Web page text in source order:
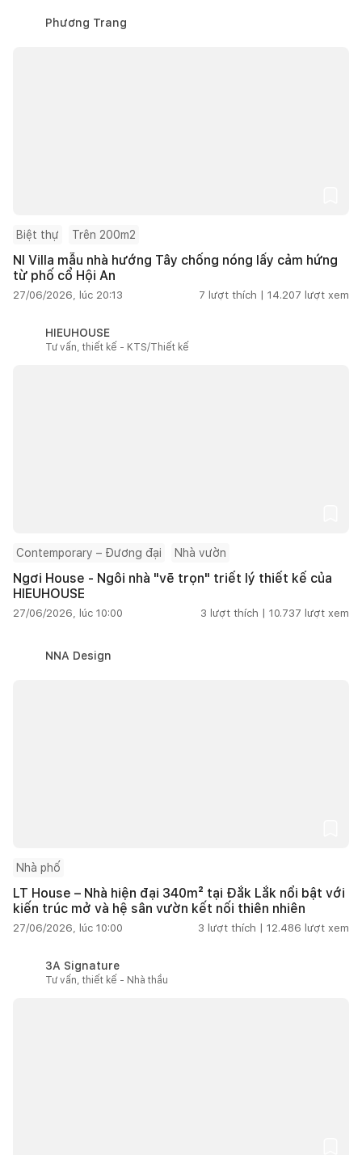
Phương Trang
Biệt thự Trên 200m2
NI Villa mẫu nhà hướng Tây chống nóng lấy cảm hứng
từ phố cổ Hội An
27/06/2026, lúc 20:13 7 lượt thích | 14.207 lượt xem
HIEUHOUSE
Tư vấn, thiết kế - KTS/Thiết kế
Contemporary – Đương đại Nhà vườn
Ngơi House - Ngôi nhà "vẽ trọn" triết lý thiết kế của
HIEUHOUSE
27/06/2026, lúc 10:00 3 lượt thích | 10.737 lượt xem
NNA Design
Nhà phố
LT House – Nhà hiện đại 340m² tại Đắk Lắk nổi bật với
kiến trúc mở và hệ sân vườn kết nối thiên nhiên
27/06/2026, lúc 10:00 3 lượt thích | 12.486 lượt xem
3A Signature
Tư vấn, thiết kế - Nhà thầu